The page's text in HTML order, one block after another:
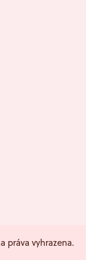
práva vyhrazena.